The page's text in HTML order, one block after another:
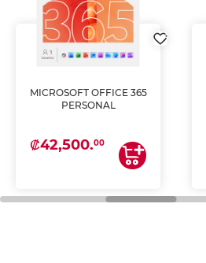
MICROSOFT OFFICE 365
PERSONAL
₡42,500.00